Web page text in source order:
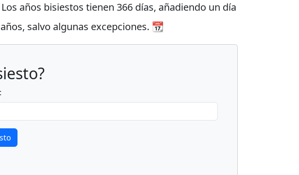
años bisiestos tienen 366 días, añadiendo un día
salvo algunas excepciones. 📆